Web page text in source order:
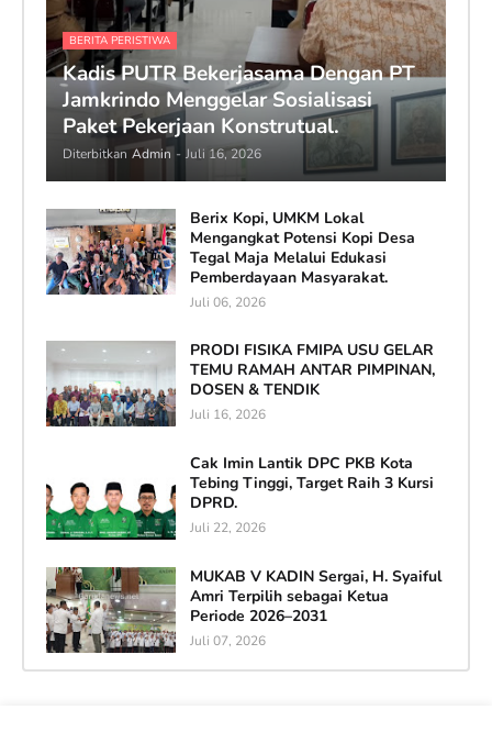
BERITA PERISTIWA
Kadis PUTR Bekerjasama Dengan PT
Jamkrindo Menggelar Sosialisasi
Paket Pekerjaan Konstrutual.
Diterbitkan Admin - Juli 16, 2026
Berix Kopi, UMKM Lokal
Mengangkat Potensi Kopi Desa
Tegal Maja Melalui Edukasi
Pemberdayaan Masyarakat.
Juli 06, 2026
PRODI FISIKA FMIPA USU GELAR
TEMU RAMAH ANTAR PIMPINAN,
DOSEN & TENDIK
Juli 16, 2026
Cak Imin Lantik DPC PKB Kota
Tebing Tinggi, Target Raih 3 Kursi
DPRD.
Juli 22, 2026
MUKAB V KADIN Sergai, H. Syaiful
Amri Terpilih sebagai Ketua
Periode 2026–2031
Juli 07, 2026